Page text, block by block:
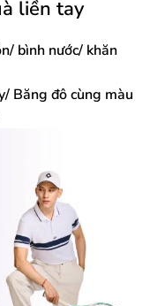
liền tay
bình nước/ khăn
Băng đô cùng màu